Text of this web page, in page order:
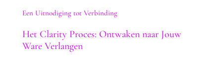
Een Uitnodiging tot Verbinding
Het Clarity Proces: Ontwaken naar Jouw
Ware Verlangen